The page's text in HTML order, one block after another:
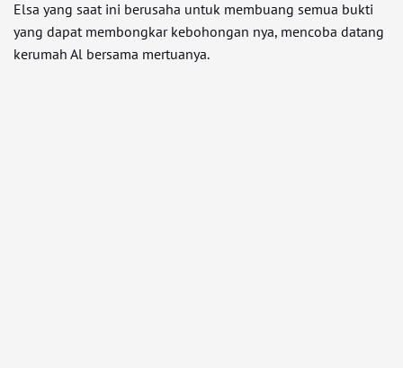
Elsa yang saat ini berusaha untuk membuang semua bukti
yang dapat membongkar kebohongan nya, mencoba datang
kerumah Al bersama mertuanya.